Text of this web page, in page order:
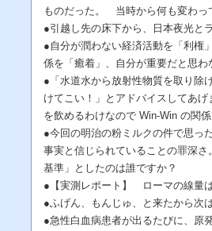
ものだった。 当時から何も変わっ
●引越し先の床下から、日本夜光と
●自分が潤わない経済活動を「利権
係を「癒着」、自分が重要だと思わ
●「水道水から放射性物質を取り除
けてこい！」とアドバイスしてあ
を飲めるわけなので Win-Win の関係
●今回の明治の粉ミルクの件で思っ
事実と信じられていることの罪深
基準」としたのは誰ですか？
●【実測レポート】 ローマの線量
●ふげん、もんじゅ、と来たから次
●急性白血病患者が出るたびに、原